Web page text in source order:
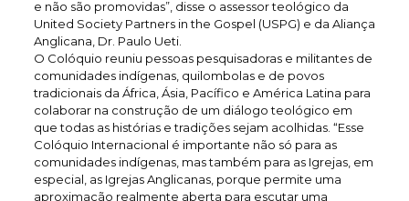
e não são promovidas”, disse o assessor teológico da
United Society Partners in the Gospel (USPG) e da Aliança
Anglicana, Dr. Paulo Ueti.
O Colóquio reuniu pessoas pesquisadoras e militantes de
comunidades indígenas, quilombolas e de povos
tradicionais da África, Ásia, Pacífico e América Latina para
colaborar na construção de um diálogo teológico em
que todas as histórias e tradições sejam acolhidas. “Esse
Colóquio Internacional é importante não só para as
comunidades indígenas, mas também para as Igrejas, em
especial, as Igrejas Anglicanas, porque permite uma
aproximação realmente aberta para escutar uma